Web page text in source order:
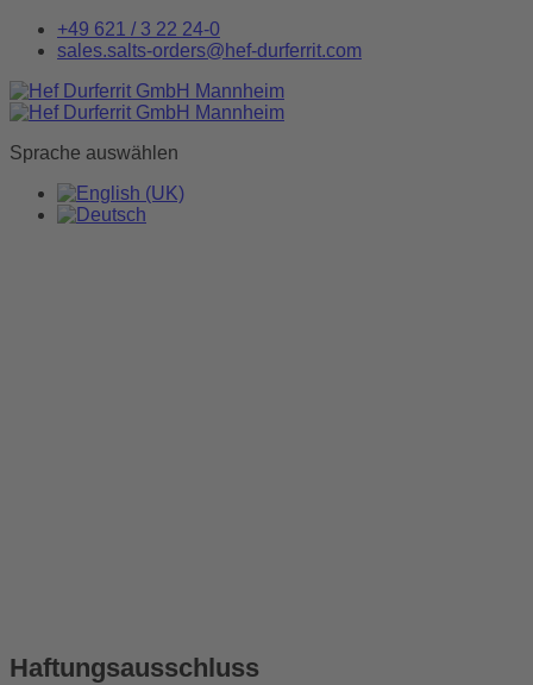
+49 621 / 3 22 24-0
sales.salts-orders@hef-durferrit.com
Sprache auswählen
Haftungsausschluss